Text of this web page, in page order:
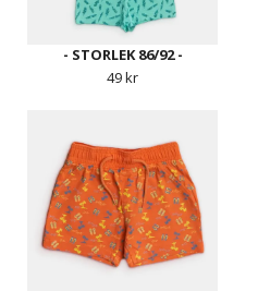
- STORLEK 86/92 -
49 kr